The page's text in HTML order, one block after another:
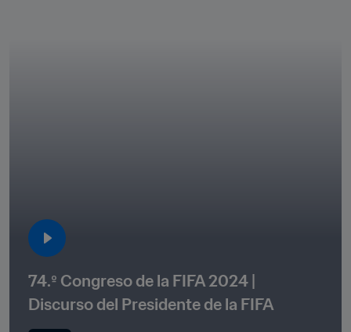
74.º Congreso de la FIFA 2024 |